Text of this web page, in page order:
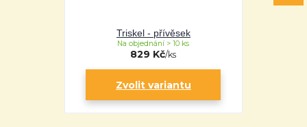
Triskel - přívěsek
829 Kč/ks
Na objednání > 10 ks
Zvolit variantu